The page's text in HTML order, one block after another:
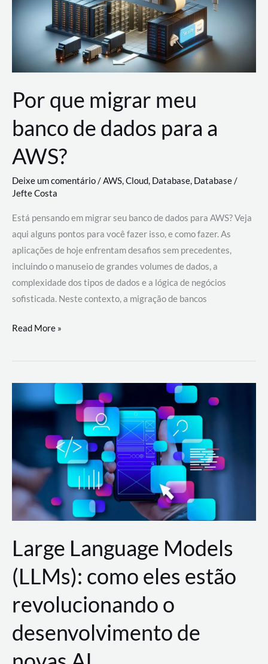
Por que migrar meu
banco de dados para a
AWS?
Deixe um comentário/AWS,Cloud, Database, Database/
Jefte Costa
Está pensando em migrar seu banco de dados para AWS? Veja
aqui alguns pontos para você fazer isso, e como fazer. As
aplicações de hoje enfrentam desafios sem precedentes,
incluindo o manuseio de grandes volumes de dados, a
complexidade dos tipos de dados e a lógica de negócios
sofisticada. Neste contexto, a migração de bancos
Por
migrar
de
a
AWS?
Read More »
Large Language Models
(LLMs): como eles estão
revolucionando o
desenvolvimento de